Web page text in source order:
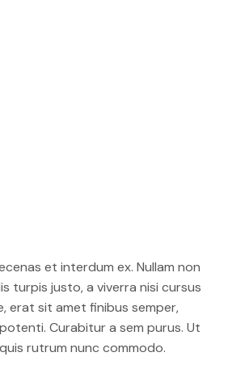
et interdum ex. Nullam non
turpis justo, a viverra nisi cursus
erat sit amet finibus semper,
Curabitur a sem purus. Ut
rutrum nunc commodo.